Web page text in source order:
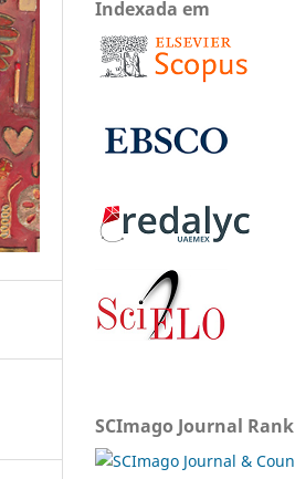
Indexada em
SCImago Journal Rank